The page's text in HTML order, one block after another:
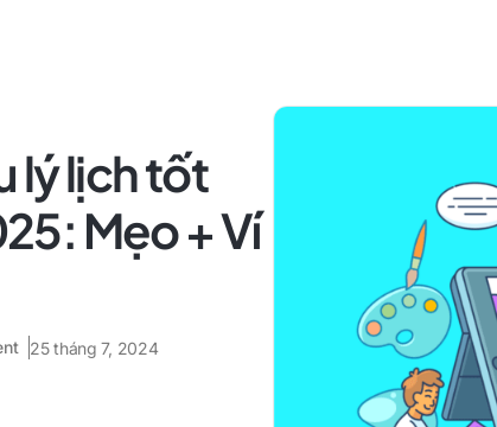
lý lịch tốt
Mẹo + Ví
25 tháng 7, 2024